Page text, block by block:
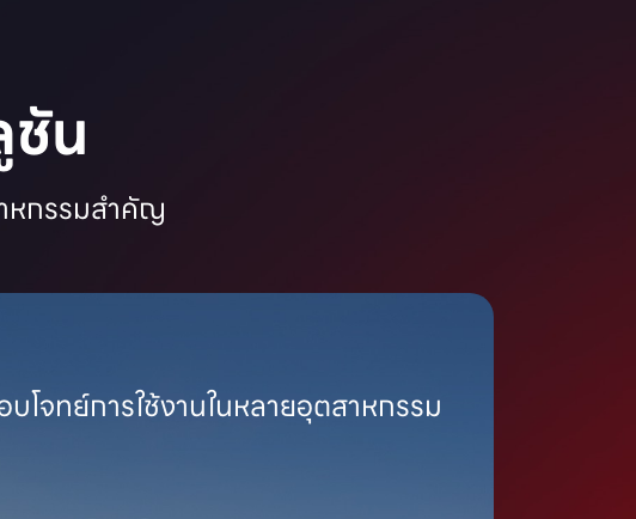
น
หกรรมสำคัญ
บโจทย์การใช้งานในหลายอุตสาหกรรม